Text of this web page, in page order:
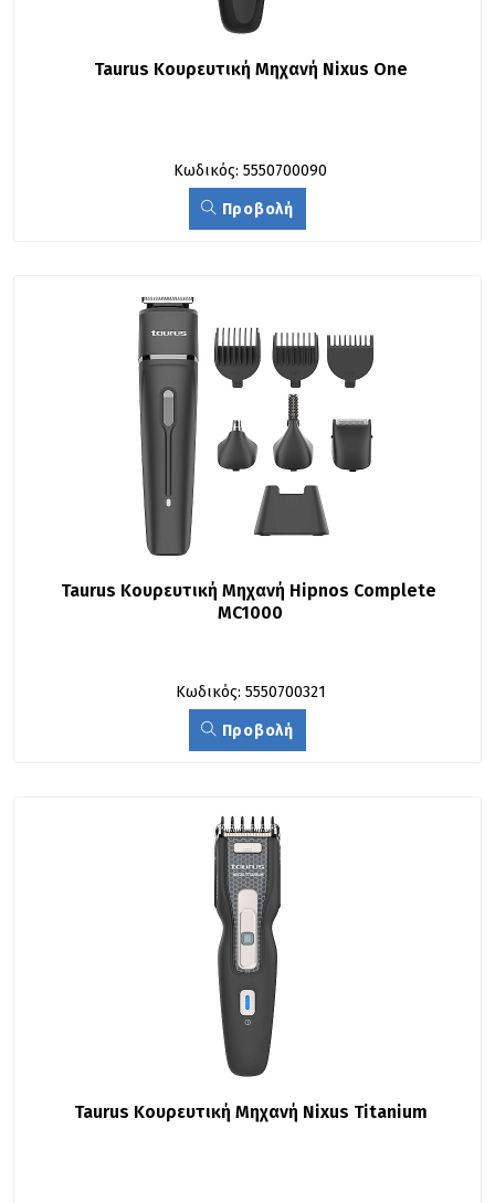
Taurus Κουρευτική Μηχανή Nixus One
Κωδικός: 5550700090
Προβολή
Taurus Κουρευτική Μηχανή Hipnos Complete
MC1000
Κωδικός: 5550700321
Προβολή
Taurus Κουρευτική Μηχανή Nixus Titanium